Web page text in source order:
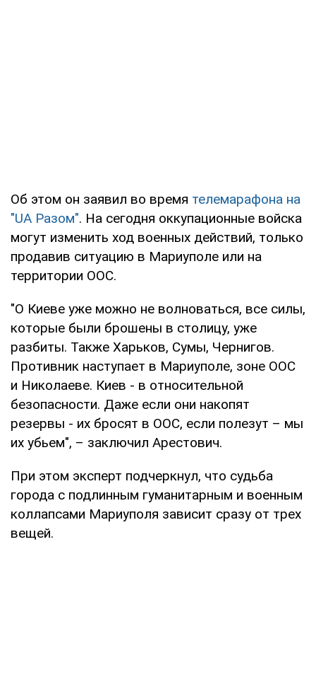
Об этом он заявил во время телемарафона на
"UA Pазом". На сегодня оккупационные войска
могут изменить ход военных действий, только
продавив ситуацию в Мариуполе или на
территории ООС.
"О Киеве уже можно не волноваться, все силы,
которые были брошены в столицу, уже
разбиты. Также Харьков, Сумы, Чернигов.
Противник наступает в Мариуполе, зоне ООС
и Николаеве. Киев - в относительной
безопасности. Даже если они накопят
резервы - их бросят в ООС, если полезут – мы
их убьем", – заключил Арестович.
При этом эксперт подчеркнул, что судьба
города с подлинным гуманитарным и военным
коллапсами Мариуполя зависит сразу от трех
вещей.